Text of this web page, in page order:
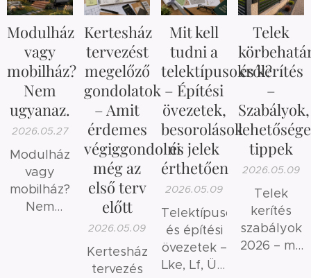
Modulház
vagy
mobilház?
Nem
ugyanaz.
2026.05.27
Modulház
vagy
mobilház?
Nem
Kertesház
tervezést
megelőző
gondolatok
– Amit
érdemes
végiggondolni
még az
első terv
előtt
2026.05.09
Kertesház
tervezés
Mit kell
tudni a
telektípusokról?
– Építési
övezetek,
besorolások
és jelek
érthetően
2026.05.09
Telektípusok
és építési
övezetek –
Lke, Lf, Üh,
Telek
és kerítés
–
Szabályok,
tippek
2026.05.09
Telek
kerítés
szabályok
2026 – mit